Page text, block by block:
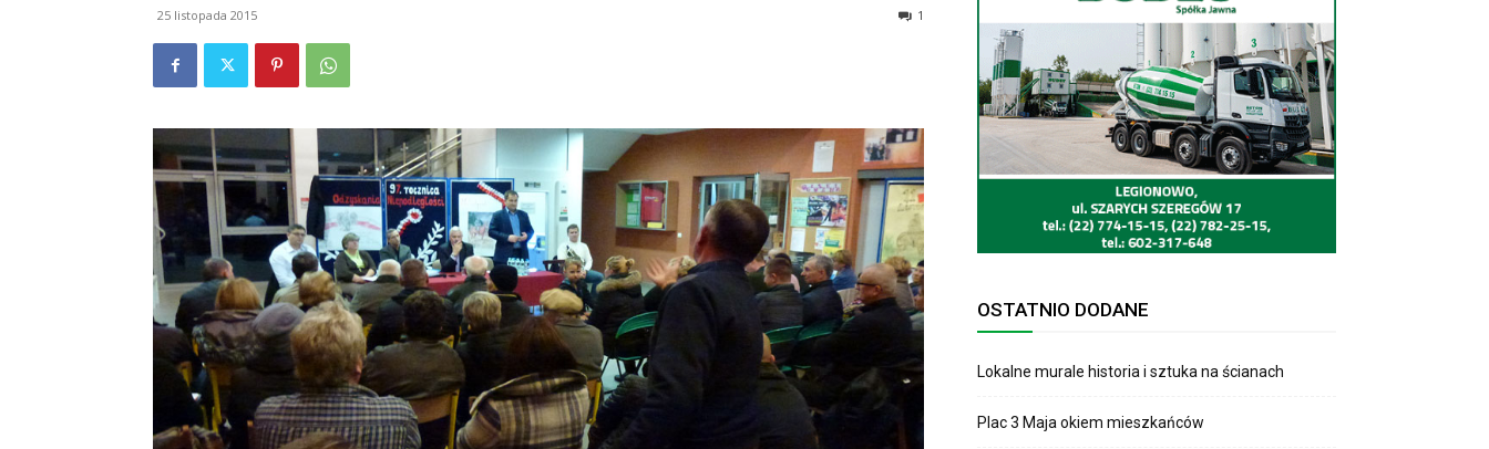
25 listopada 2015 1
OSTATNIO DODANE
Lokalne murale historia i sztuka na ścianach
Plac 3 Maja okiem mieszkańców